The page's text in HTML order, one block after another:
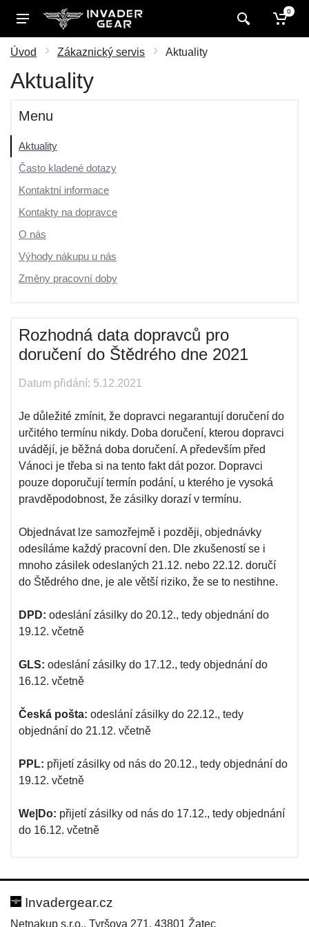
0
Úvod Zákaznický servis Aktuality
Aktuality
Menu
Aktuality
Často kladené dotazy
Kontaktní informace
Kontakty na dopravce
O nás
Výhody nákupu u nás
Změny pracovní doby
Rozhodná data dopravců pro
doručení do Štědrého dne 2021
Datum přidání: 5.12.2021
Je důležité zmínit, že dopravci negarantují doručení do
určitého termínu nikdy. Doba doručení, kterou dopravci
uvádějí, je běžná doba doručení. A především před
Vánoci je třeba si na tento fakt dát pozor. Dopravci
pouze doporučují termín podání, u kterého je vysoká
pravděpodobnost, že zásilky dorazí v termínu.
Objednávat lze samozřejmě i později, objednávky
odesíláme každý pracovní den. Dle zkušeností se i
mnoho zásilek odeslaných 21.12. nebo 22.12. doručí
do Štědrého dne, je ale větší riziko, že se to nestihne.
DPD: odeslání zásilky do 20.12., tedy objednání do
19.12. včetně
GLS: odeslání zásilky do 17.12., tedy objednání do
16.12. včetně
Česká pošta: odeslání zásilky do 22.12., tedy
objednání do 21.12. včetně
PPL: přijetí zásilky od nás do 20.12., tedy objednání do
19.12. včetně
We|Do: přijetí zásilky od nás do 17.12., tedy objednání
do 16.12. včetně
Invadergear.cz
Netnakup s.r.o., Tyršova 271, 43801 Žatec